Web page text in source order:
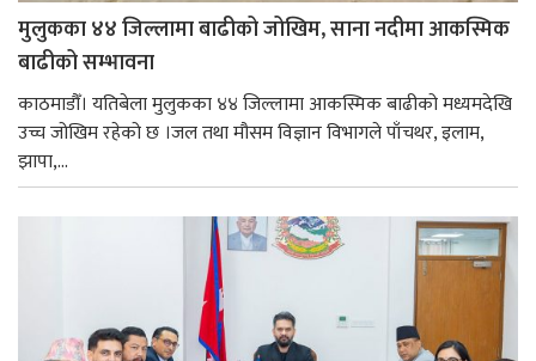
मुलुकका ४४ जिल्लामा बाढीको जोखिम, साना नदीमा आकस्मिक
बाढीको सम्भावना
काठमाडौँ। यतिबेला मुलुकका ४४ जिल्लामा आकस्मिक बाढीको मध्यमदेखि
उच्च जोखिम रहेको छ ।जल तथा मौसम विज्ञान विभागले पाँचथर, इलाम,
झापा,...